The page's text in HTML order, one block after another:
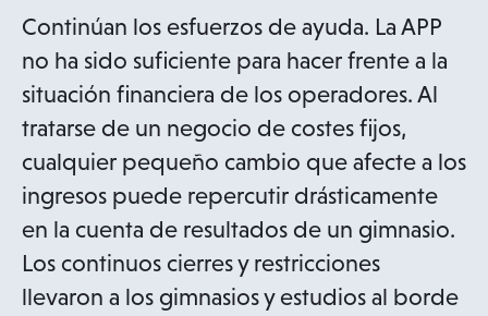
Continúan los esfuerzos de ayuda. La APP
no ha sido suficiente para hacer frente a la
situación financiera de los operadores. Al
tratarse de un negocio de costes fijos,
cualquier pequeño cambio que afecte a los
ingresos puede repercutir drásticamente
en la cuenta de resultados de un gimnasio.
Los continuos cierres y restricciones
llevaron a los gimnasios y estudios al borde